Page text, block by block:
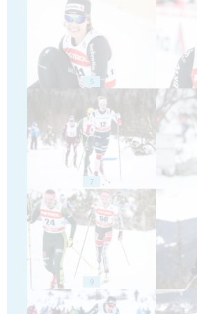
5
7
9